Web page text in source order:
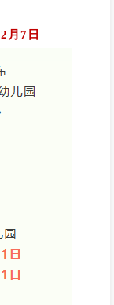
2月7日